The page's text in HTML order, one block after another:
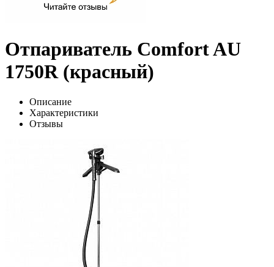
Отпариватель Comfort AU
1750R (красный)
Описание
Характеристики
Отзывы